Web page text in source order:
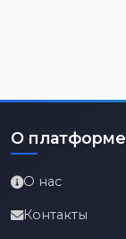
О платформе
О нас
Контакты